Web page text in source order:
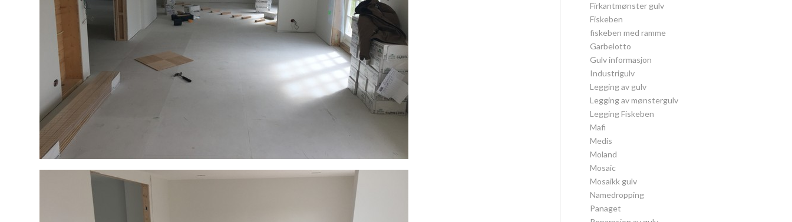
Firkantmønster gulv
Fiskeben
fiskeben med ramme
Garbelotto
Gulv informasjon
Industrigulv
Legging av gulv
Legging av mønstergulv
Legging Fiskeben
Mafi
Medis
Moland
Mosaic
Mosaikk gulv
Namedropping
Panaget